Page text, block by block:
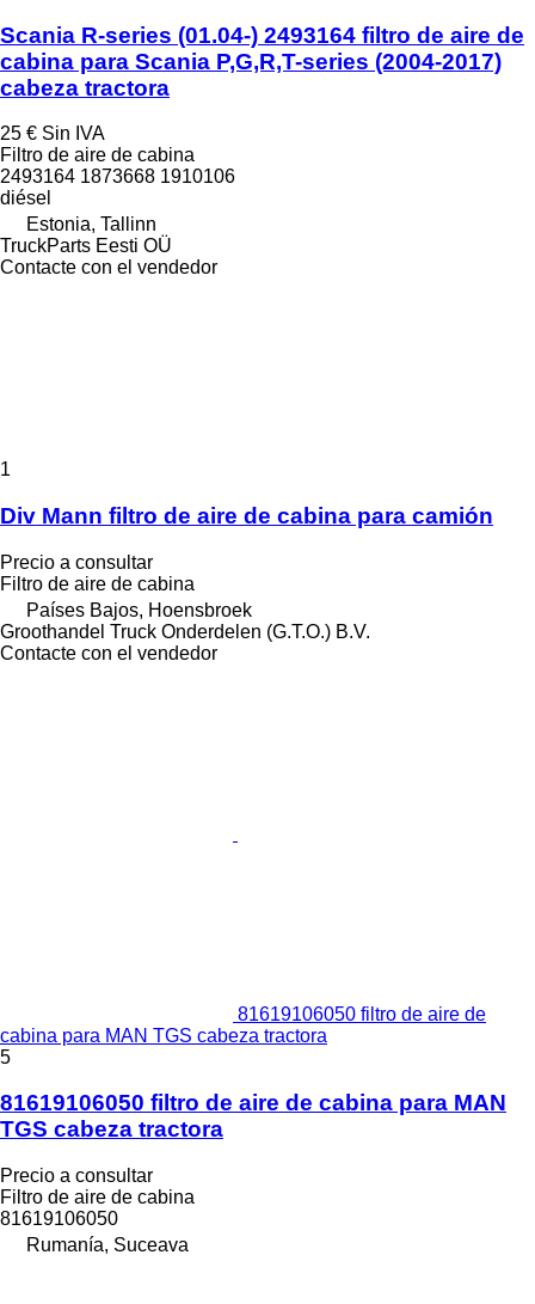
Scania R-series (01.04-) 2493164 filtro de aire de
cabina para Scania P,G,R,T-series (2004-2017)
cabeza tractora
25 € Sin IVA
Filtro de aire de cabina
2493164 1873668 1910106
diésel
Estonia, Tallinn
TruckParts Eesti OÜ
Contacte con el vendedor
1
Div Mann filtro de aire de cabina para camión
Precio a consultar
Filtro de aire de cabina
Países Bajos, Hoensbroek
Groothandel Truck Onderdelen (G.T.O.) B.V.
Contacte con el vendedor
81619106050 filtro de aire de
cabina para MAN TGS cabeza tractora
5
81619106050 filtro de aire de cabina para MAN
TGS cabeza tractora
Precio a consultar
Filtro de aire de cabina
81619106050
Rumanía, Suceava